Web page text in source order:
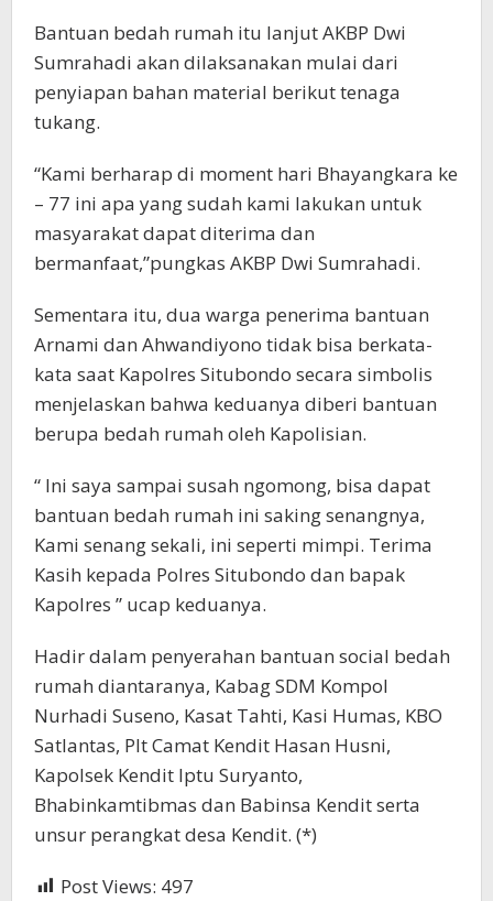
Bantuan bedah rumah itu lanjut AKBP Dwi
Sumrahadi akan dilaksanakan mulai dari
penyiapan bahan material berikut tenaga
tukang.
“Kami berharap di moment hari Bhayangkara ke
– 77 ini apa yang sudah kami lakukan untuk
masyarakat dapat diterima dan
bermanfaat,”pungkas AKBP Dwi Sumrahadi.
Sementara itu, dua warga penerima bantuan
Arnami dan Ahwandiyono tidak bisa berkata-
kata saat Kapolres Situbondo secara simbolis
menjelaskan bahwa keduanya diberi bantuan
berupa bedah rumah oleh Kapolisian.
“ Ini saya sampai susah ngomong, bisa dapat
bantuan bedah rumah ini saking senangnya,
Kami senang sekali, ini seperti mimpi. Terima
Kasih kepada Polres Situbondo dan bapak
Kapolres ” ucap keduanya.
Hadir dalam penyerahan bantuan social bedah
rumah diantaranya, Kabag SDM Kompol
Nurhadi Suseno, Kasat Tahti, Kasi Humas, KBO
Satlantas, Plt Camat Kendit Hasan Husni,
Kapolsek Kendit Iptu Suryanto,
Bhabinkamtibmas dan Babinsa Kendit serta
unsur perangkat desa Kendit. (*)
Post Views: 497